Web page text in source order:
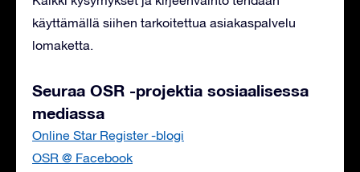
käyttämällä siihen tarkoitettua asiakaspalvelu
lomaketta.
Seuraa OSR -projektia sosiaalisessa
mediassa
Online Star Register -blogi
OSR @ Facebook